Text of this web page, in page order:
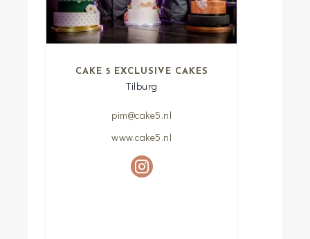
CAKE 5 EXCLUSIVE CAKES
Tilburg
pim@cake5.nl
www.cake5.nl